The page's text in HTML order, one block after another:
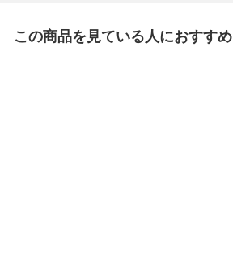
この商品を見ている人におすすめ